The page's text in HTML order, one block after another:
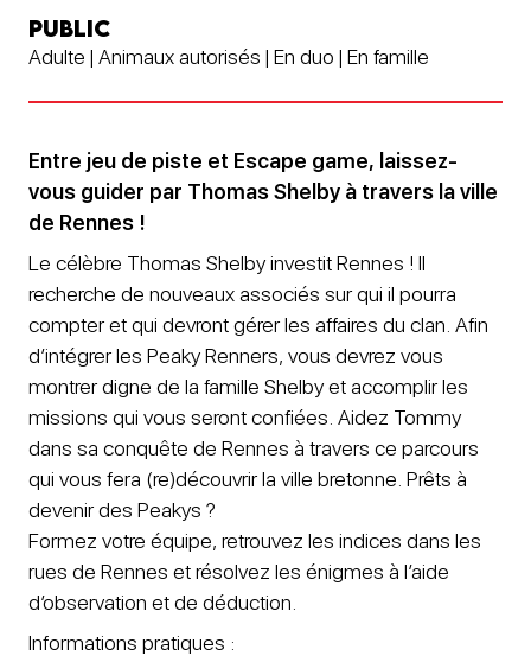
PUBLIC
Adulte | Animaux autorisés | En duo | En famille
Entre jeu de piste et Escape game, laissez-
vous guider par Thomas Shelby à travers la ville
de Rennes !
Le célèbre Thomas Shelby investit Rennes ! Il
recherche de nouveaux associés sur qui il pourra
compter et qui devront gérer les affaires du clan. Afin
d’intégrer les Peaky Renners, vous devrez vous
montrer digne de la famille Shelby et accomplir les
missions qui vous seront confiées. Aidez Tommy
dans sa conquête de Rennes à travers ce parcours
qui vous fera (re)découvrir la ville bretonne. Prêts à
devenir des Peakys ?
Formez votre équipe, retrouvez les indices dans les
rues de Rennes et résolvez les énigmes à l’aide
d’observation et de déduction.
Informations pratiques :